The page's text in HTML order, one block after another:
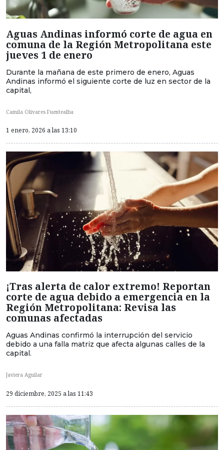
Aguas Andinas informó corte de agua en
comuna de la Región Metropolitana este
jueves 1 de enero
Durante la mañana de este primero de enero, Aguas
Andinas informó el siguiente corte de luz en sector de la
capital,
Camila Olivares Fuentealba
1 enero, 2026 a las 13:10
¡Tras alerta de calor extremo! Reportan
corte de agua debido a emergencia en la
Región Metropolitana: Revisa las
comunas afectadas
Aguas Andinas confirmó la interrupción del servicio
debido a una falla matriz que afecta algunas calles de la
capital.
Javiera Aguilar
29 diciembre, 2025 a las 11:43